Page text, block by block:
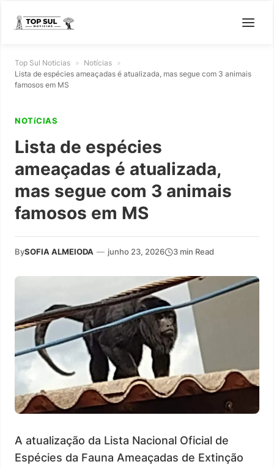
Top Sul Noticias » Notícias »
Lista de espécies ameaçadas é atualizada, mas segue com 3 animais
famosos em MS
NOTíCIAS
Lista de espécies
ameaçadas é atualizada,
mas segue com 3 animais
famosos em MS
BySOFIA ALMEIODA — junho 23, 2026 3 min Read
A atualização da Lista Nacional Oficial de
Espécies da Fauna Ameaçadas de Extinção